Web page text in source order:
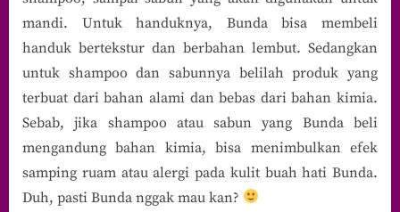
mandi. Untuk handuknya, Bunda bisa membeli
handuk bertekstur dan berbahan lembut. Sedangkan
untuk shampoo dan sabunnya belilah produk yang
terbuat dari bahan alami dan bebas dari bahan kimia.
Sebab, jika shampoo atau sabun yang Bunda beli
mengandung bahan kimia, bisa menimbulkan efek
samping ruam atau alergi pada kulit buah hati Bunda.
Duh, pasti Bunda nggak mau kan?